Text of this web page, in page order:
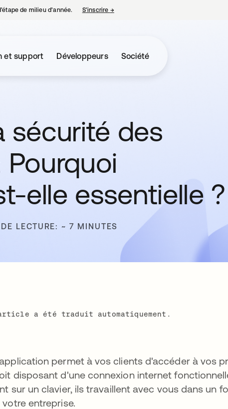
de milieu d’année. S’inscrire →s’ouvre dans un nouvel onglet
et support Développeurs Société
sécurité des
elle essentielle ?
LECTURE: ~ 7 MINUTES
a été traduit automatiquement.
permet à vos clients d'accéder à vos
disposant d'une connexion internet
sur un clavier, ils travaillent avec vous dans un
votre entreprise.